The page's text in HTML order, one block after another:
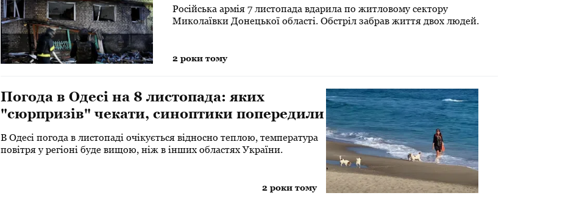
Російська армія 7 листопада вдарила по житловому сектору
Миколаївки Донецької області. Обстріл забрав життя двох людей.
2 роки тому
Погода в Одесі на 8 листопада: яких
"сюрпризів" чекати, синоптики попередили
В Одесі погода в листопаді очікується відносно теплою, температура
повітря у регіоні буде вищою, ніж в інших областях України.
2 роки тому